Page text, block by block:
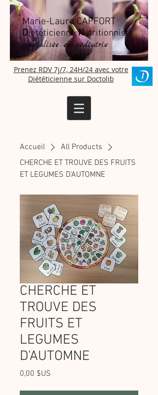
Marie-Laure CAFFORT
DiététicienneNutritionniste
spécialisée en pédiatrie
Prenez RDV 7j/7, 24H/24 avec votre
Diététicienne sur Doctolib
Accueil
All Products
CHERCHE ET TROUVE DES FRUITS
ET LEGUMES D'AUTOMNE
CHERCHE ET
TROUVE DES
FRUITS ET
LEGUMES
D'AUTOMNE
0,00 $US